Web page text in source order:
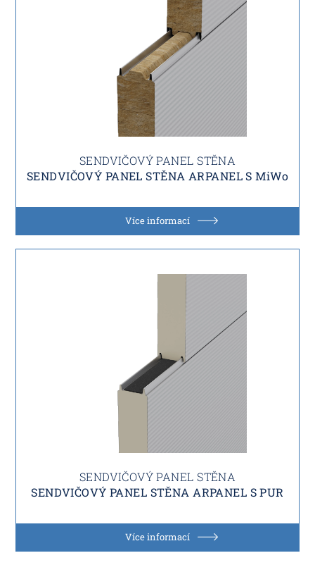
SENDVIČOVÝ PANEL STĚNA
SENDVIČOVÝ PANEL STĚNA ARPANEL S MiWo
Více informací
SENDVIČOVÝ PANEL STĚNA
SENDVIČOVÝ PANEL STĚNA ARPANEL S PUR
Více informací